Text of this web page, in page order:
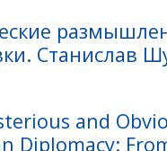
Станислав
and
Diplomacy: